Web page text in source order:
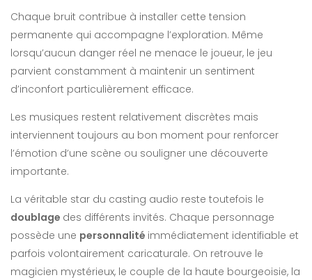
Chaque bruit contribue à installer cette tension
permanente qui accompagne l’exploration. Même
lorsqu’aucun danger réel ne menace le joueur, le jeu
parvient constamment à maintenir un sentiment
d’inconfort particulièrement efficace.
Les musiques restent relativement discrètes mais
interviennent toujours au bon moment pour renforcer
l’émotion d’une scène ou souligner une découverte
importante.
La véritable star du casting audio reste toutefois le
doublage des différents invités. Chaque personnage
possède une personnalité immédiatement identifiable et
parfois volontairement caricaturale. On retrouve le
magicien mystérieux, le couple de la haute bourgeoisie, la